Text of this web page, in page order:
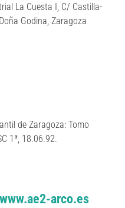
La Cuesta I, C/ Castilla-
Godina, Zaragoza
de Zaragoza: Tomo
1ª, 18.06.92.
arco.es